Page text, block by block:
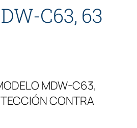
C63, 63
MDW-C63,
CONTRA